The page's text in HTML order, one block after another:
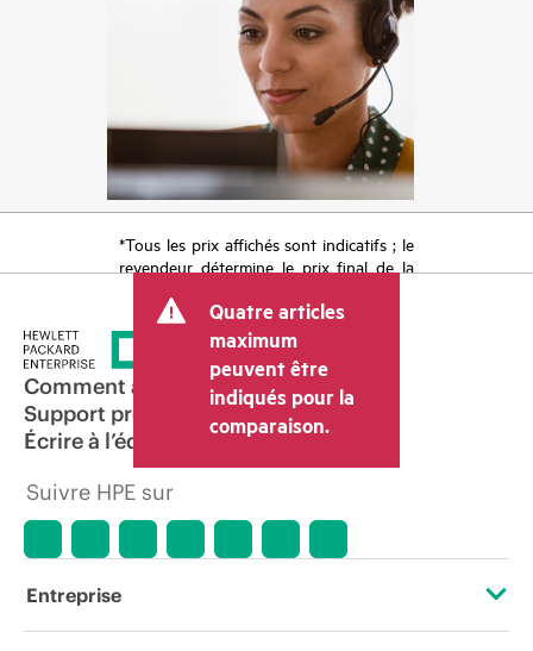
*Tous les prix affichés sont indicatifs ; le
revendeur détermine le prix final de la
tels que la TVA ou les taxes sur la vente
et les frais d’expédition. Le prix de la
transaction déterminé par le revendeur
peut varier par rapport à d’autres
revendeurs et au prix indicatif affiché.
Les prix indicatifs peuvent inclure des
offres promotionnelles limitées dans le
temps. HPE se réserve le droit d’ajuster
les prix à tout moment pour diverses
raisons, notamment, mais sans s’y limiter,
l’arrêt d’un produit, la disponibilité
période de promotion et des erreurs
dans les publicités.
Quatre articles
maximum
peuvent être
indiqués pour la
comparaison.
Comment acheter
Support produit
Écrire à l’équipe commerciale
Suivre HPE sur
Entreprise